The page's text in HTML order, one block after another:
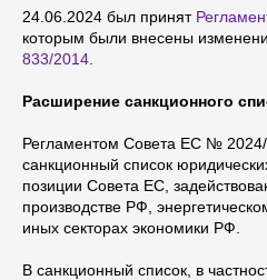
24.06.2024 был принят
которым были внесены
833/2014
Расширение санкционного
Регламентом Совета ЕС №
санкционный список
позиции Совета ЕС,
производстве РФ,
иных секторах экономики РФ.
В санкционный список, в